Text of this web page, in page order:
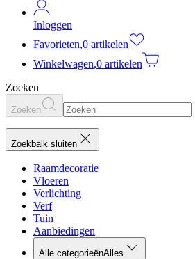
Inloggen
Favorieten,0 artikelen
Winkelwagen,0 artikelen
Zoeken
Zoeken
Zoekbalk sluiten
Raamdecoratie
Vloeren
Verlichting
Verf
Tuin
Aanbiedingen
Alle categorieënAlles